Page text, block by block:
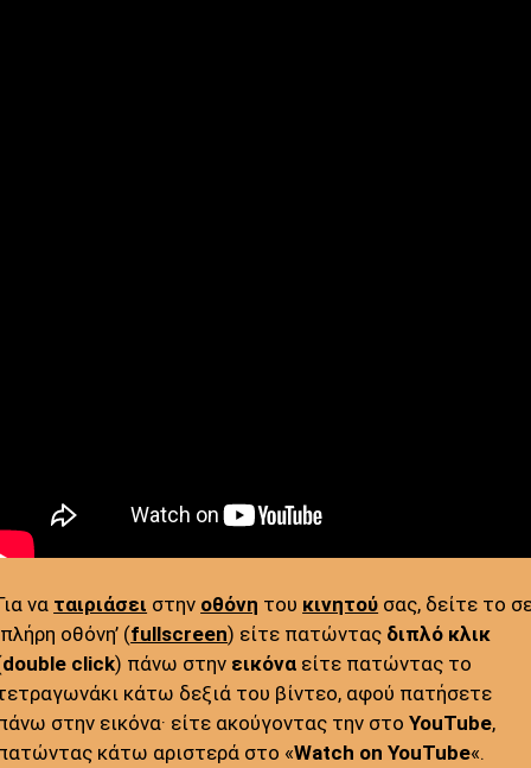
να ταιριάσει στην οθόνη του κινητού σας, δείτε το
οθόνη’ (fullscreen) είτε πατώντας διπλό κλικ
double click) πάνω στην εικόνα είτε πατώντας το
κάτω δεξιά του βίντεο, αφού πατήσετε
στην εικόνα· είτε ακούγοντας την στοYouTube,
κάτω αριστερά στο «Watch on YouTube«.